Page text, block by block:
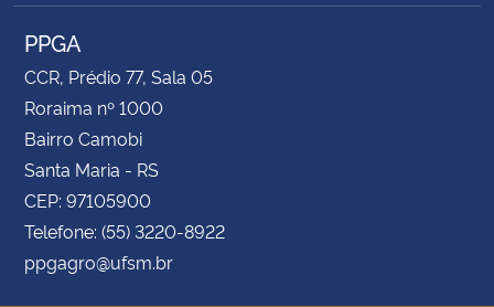
Advocacia-Geral da União
PPGA
CCR, Prédio 77, Sala 05
Roraima nº 1000
Bairro Camobi
Santa Maria - RS
CEP: 97105900
Telefone: (55) 3220-8922
ppgagro@ufsm.br